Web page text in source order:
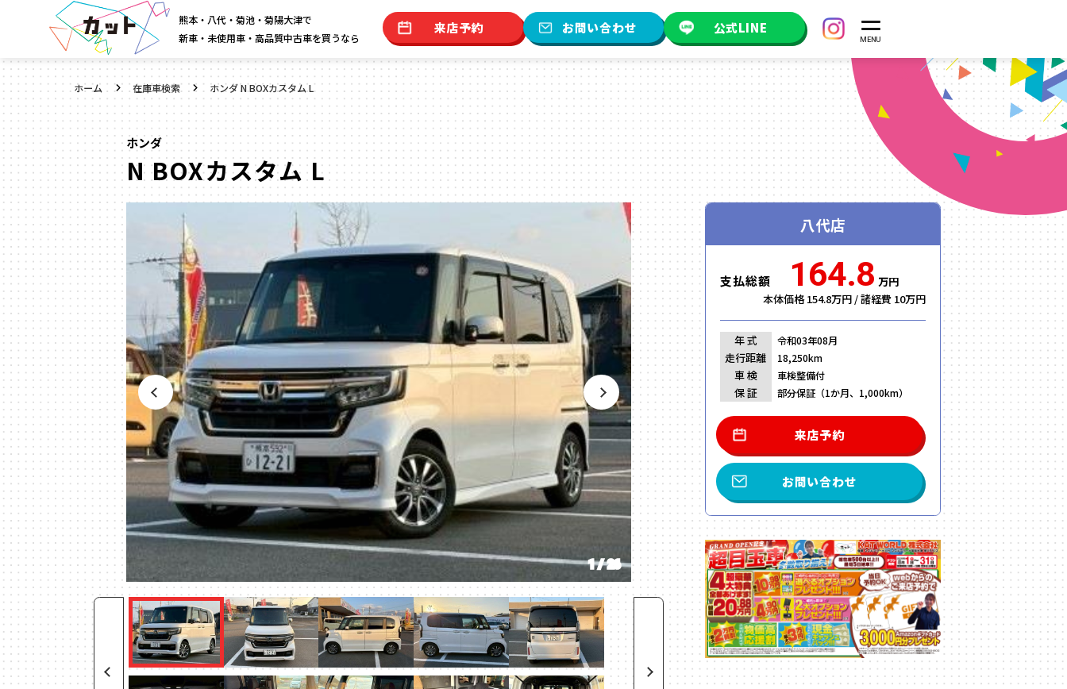
熊本・八代・菊池・菊陽大津で
新車・未使用車・高品質中古車を買うなら
来店予約 お問い合わせ 公式LINE
ホーム 在庫車検索 ホンダ N BOXカスタム L
ホンダ
N BOXカスタム L
1/26
八代店
支払総額 164.8 万円
本体価格 154.8万円 / 諸経費 10万円
年 式 令和03年08月
走行距離 18,250km
車 検 車検整備付
保 証 部分保証（1か月、1,000km）
来店予約
お問い合わせ